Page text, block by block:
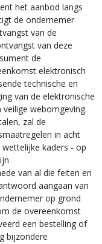
het aanbod langs
de ondernemer
van de
van deze
de
elektronisch
technische en
van de elektronische
webomgeving.
zal de
in acht
kaders - op
van al die feiten en
aangaan van
op grond
de overeenkomst
een bestelling of
bijzondere